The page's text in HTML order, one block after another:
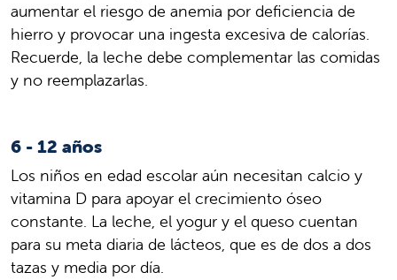
aumentar el riesgo de anemia por deficiencia de
hierro y provocar una ingesta excesiva de calorías.
Recuerde, la leche debe complementar las comidas
y no reemplazarlas.
6 - 12 años
Los niños en edad escolar aún necesitan calcio y
vitamina D para apoyar el crecimiento óseo
constante. La leche, el yogur y el queso cuentan
para su meta diaria de lácteos, que es de dos a dos
tazas y media por día.